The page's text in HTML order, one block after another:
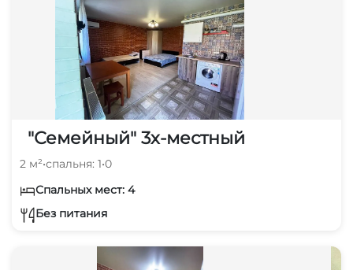
"Семейный" 3х-местный
2 м²•спальня: 1•0
Спальных мест: 4
Без питания